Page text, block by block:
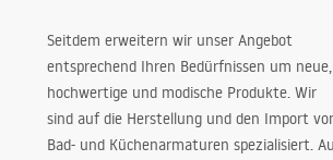
Seitdem erweitern wir unser Angebot
entsprechend Ihren Bedürfnissen um neue,
hochwertige und modische Produkte. Wir
sind auf die Herstellung und den Import
Bad- und Küchenarmaturen spezialisiert.